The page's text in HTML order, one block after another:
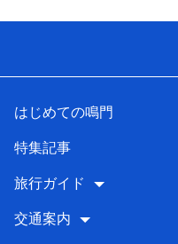
はじめての鳴門
特集記事
旅行ガイド
交通案内